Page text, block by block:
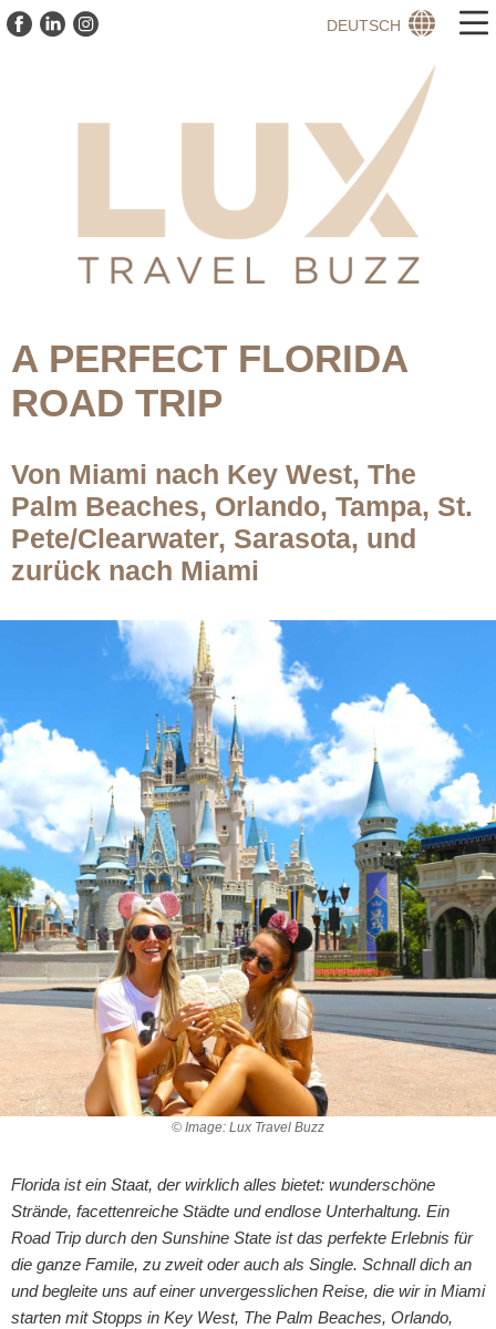
DEUTSCH
A PERFECT FLORIDA
ROAD TRIP
Von Miami nach Key West, The
Palm Beaches, Orlando, Tampa, St.
Pete/Clearwater, Sarasota, und
zurück nach Miami
© Image: Lux Travel Buzz
Florida ist ein Staat, der wirklich alles bietet: wunderschöne
Strände, facettenreiche Städte und endlose Unterhaltung. Ein
Road Trip durch den Sunshine State ist das perfekte Erlebnis für
die ganze Famile, zu zweit oder auch als Single. Schnall dich an
und begleite uns auf einer unvergesslichen Reise, die wir in Miami
starten mit Stopps in Key West, The Palm Beaches, Orlando,